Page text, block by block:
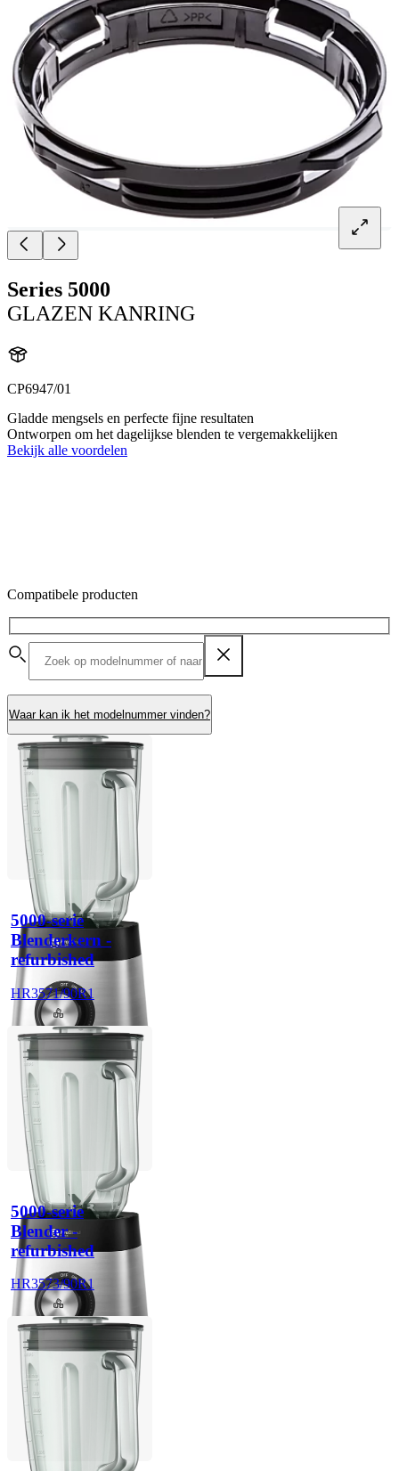
Series 5000
GLAZEN KANRING
CP6947/01
Gladde mengsels en perfecte fijne resultaten
Ontworpen om het dagelijkse blenden te vergemakkelijken
Bekijk alle voordelen
Compatibele producten
Waar kan ik het modelnummer vinden?
5000-serie
Blenderkern -
refurbished
HR3571/90R1
5000-serie
Blender -
refurbished
HR3573/90R1